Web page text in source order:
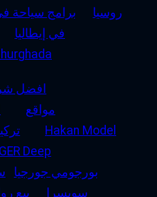
روسيا
برامج سياحة
في إيطاليا
افضل
مواقع
Hakan Model
GER Deep
بورجومي جورجيا
سويسرا
بيع